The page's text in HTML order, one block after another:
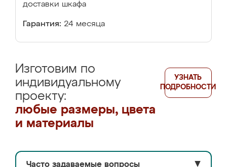
доставки шкафа
Гарантия: 24 месяца
Изготовим по
индивидуальному
проекту:
любые размеры, цвета
и материалы
УЗНАТЬ
ПОДРОБНОСТИ
Часто задаваемые вопросы ▼